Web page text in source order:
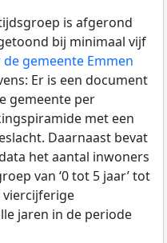
is afgerond
bij minimaal vijf
gemeente Emmen
Er is een document
gemeente per
met een
Daarnaast bevat
het aantal inwoners
van ‘0 tot 5 jaar’ tot
viercijferige
jaren in de periode